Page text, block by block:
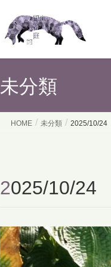
未分類
HOME 未分類 2025/10/24
2025/10/24